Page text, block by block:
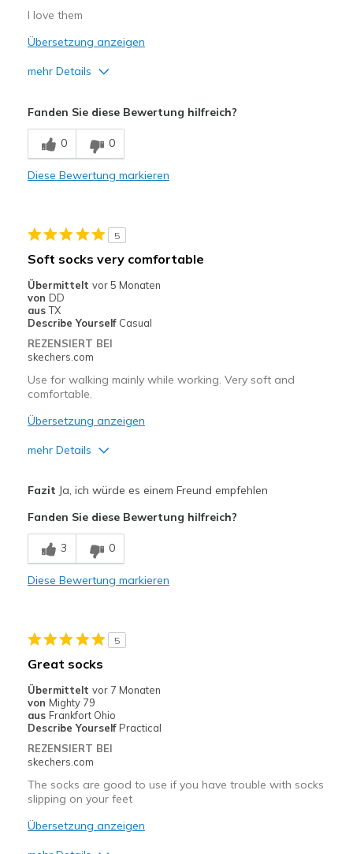
I love them
Übersetzung anzeigen
mehr Details
Nachteile
Poor Quality
Geeignete Verwendung
Width
Sizing
Feels true to size
View On Shoes
Fanden Sie diese Bewertung hilfreich?
0 0
Diese Bewertung markieren
5
Soft socks very comfortable
Übermittelt vor 5 Monaten
von DD
aus TX
Describe Yourself Casual
REZENSIERT BEI
skechers.com
Use for walking mainly while working. Very soft and
comfortable.
Übersetzung anzeigen
mehr Details
Geeignete Verwendung
Casual Wear
View On Shoes
I'm Into Shoes
Fazit Ja, ich würde es einem Freund empfehlen
Fanden Sie diese Bewertung hilfreich?
3 0
Diese Bewertung markieren
5
Great socks
Übermittelt vor 7 Monaten
von Mighty 79
aus Frankfort Ohio
Describe Yourself Practical
REZENSIERT BEI
skechers.com
The socks are good to use if you have trouble with socks
slipping on your feet
Übersetzung anzeigen